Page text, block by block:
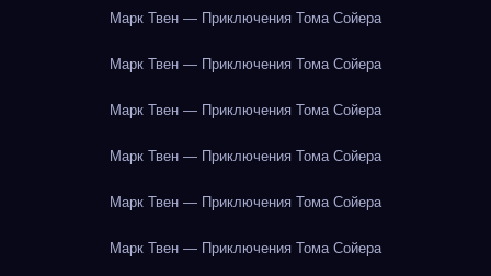
Марк Твен — Приключения Тома Сойера
Марк Твен — Приключения Тома Сойера
Марк Твен — Приключения Тома Сойера
Марк Твен — Приключения Тома Сойера
Марк Твен — Приключения Тома Сойера
Марк Твен — Приключения Тома Сойера